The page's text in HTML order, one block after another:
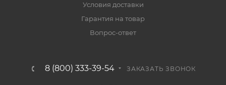
Условия доставки
Гарантия на товар
Вопрос-ответ
8 (800) 333-39-54 ЗАКАЗАТЬ ЗВОНОК